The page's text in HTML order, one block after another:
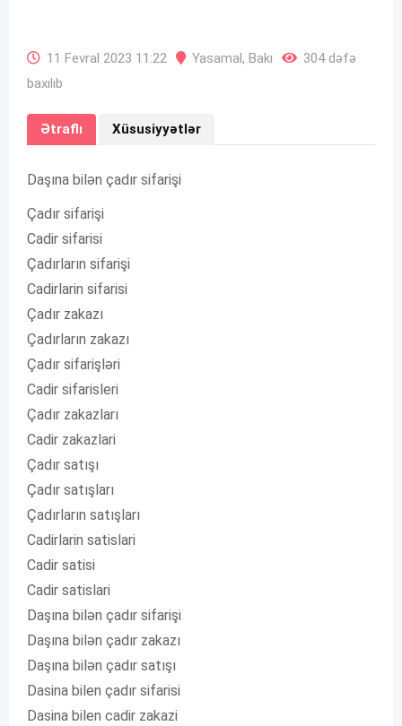
11 Fevral 2023 11:22 Yasamal, Bakı
304 dəfə
baxılıb
Ətraflı Xüsusiyyətlər
Daşına bilən çadır sifarişi
Çadır sifarişi
Cadir sifarisi
Çadırların sifarişi
Cadirlarin sifarisi
Çadır zakazı
Çadırların zakazı
Çadır sifarişləri
Cadir sifarisleri
Çadır zakazları
Cadir zakazlari
Çadır satışı
Çadır satışları
Çadırların satışları
Cadirlarin satislari
Cadir satisi
Cadir satislari
Daşına bilən çadır sifarişi
Daşına bilən çadır zakazı
Daşına bilən çadır satışı
Dasina bilen çadır sifarisi
Dasina bilen cadir zakazi